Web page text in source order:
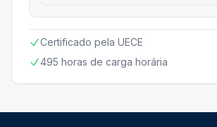
Certificado pela UECE
495 horas de carga horária